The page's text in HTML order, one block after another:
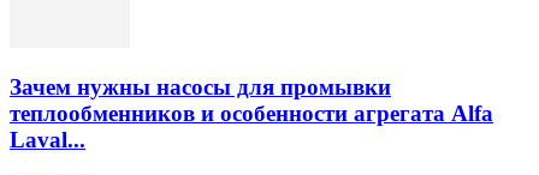
Зачем нужны насосы для промывки
теплообменников и особенности агрегата Alfa
Laval...